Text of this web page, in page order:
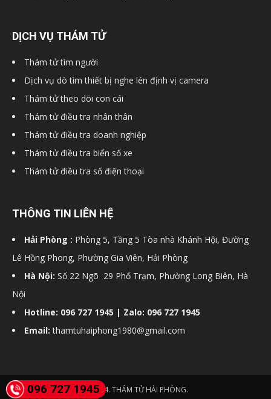
DỊCH VỤ THÁM TỬ
Thám tử tìm người
Dịch vụ dò tìm thiết bị nghe lén định vị camera
Thám tử theo dõi con cái
Thám tử điều tra nhân thân
Thám tử điều tra doanh nghiệp
Thám tử điều tra biển số xe
Thám tử điều tra số điện thoại
THÔNG TIN LIÊN HỆ
Hải Phòng : Phòng 5, Tầng 5 Tòa nhà Khánh Hội, Đường
Lê Hồng Phong, Phường Gia Viên, Hải Phòng
Hà Nội: Số 22 Ngõ 29 Phố Trạm, Phường Long Biên, Hà
Nội
Hotline: 096 727 1945 | Zalo: 096 727 1945
Email: thamtuhaiphong1980@gmail.com
© 2024. THÁM TỬ HẢI PHÒNG.
096 727 1945